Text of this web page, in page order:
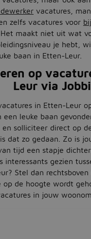
vacatures,
zelfs vacatures voor
maakt niet uit wat
je hebt,
baan in Etten-Leur.
op
Leur via
in Etten-Leur
een leuke baan
en solliciteer direct op
dat zo gedaan. Zo is
tijd een stapje
interessants gezien
Stel dan
op de hoogte wordt
in jouw